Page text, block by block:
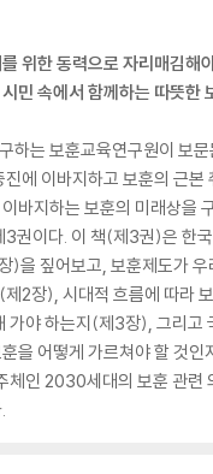
위한 동력으로 자리매김해
민 속에서 함께하는 따뜻한
하는 보훈교육연구원이 보
에 이바지하고 보훈의 근본
바지하는 보훈의 미래상을
3권이다. 이 책(제3권)은 한
)을 짚어보고, 보훈제도가 우
2장), 시대적 흐름에 따라
가야 하는지(제3장), 그리
을 어떻게 가르쳐야 할 것
체인 2030세대의 보훈 관련